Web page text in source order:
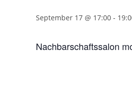
September 17 @ 17:00 -
Nachbarschaftssalon